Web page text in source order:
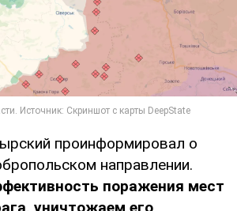
проинформировал о
направлении.
поражения мест